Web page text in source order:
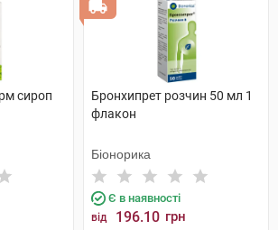
сироп
Бронхипрет розчин 50 мл 1
флакон
Біонорика
Є в наявності
від 196.10 грн